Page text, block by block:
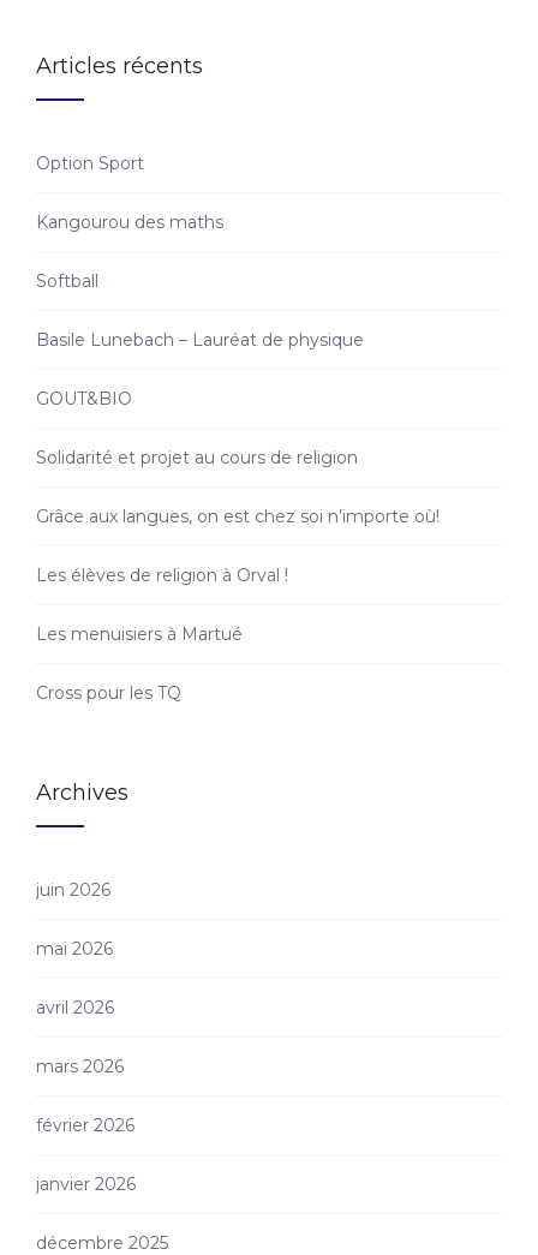
Articles récents
Option Sport
Kangourou des maths
Softball
Basile Lunebach – Lauréat de physique
GOUT&BIO
Solidarité et projet au cours de religion
Grâce aux langues, on est chez soi n’importe où!
Les élèves de religion à Orval !
Les menuisiers à Martué
Cross pour les TQ
Archives
juin 2026
mai 2026
avril 2026
mars 2026
février 2026
janvier 2026
décembre 2025